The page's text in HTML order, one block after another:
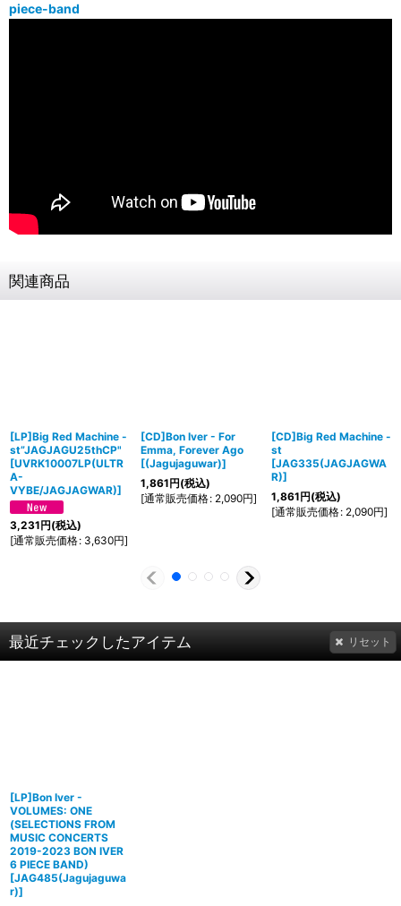
piece-band
関連商品
[LP]Big Red Machine -
st”JAGJAGU25thCP"
[UVRK10007LP(ULTR
A-
VYBE/JAGJAGWAR)]
3,231円(税込)
[通常販売価格: 3,630円]
[CD]Bon Iver - For
Emma, Forever Ago
[(Jagujaguwar)]
1,861円(税込)
[通常販売価格: 2,090円]
[CD]Big Red Machine -
st
[JAG335(JAGJAGWA
R)]
1,861円(税込)
[通常販売価格: 2,090円]
最近チェックしたアイテム リセット
[LP]Bon Iver -
VOLUMES: ONE
(SELECTIONS FROM
MUSIC CONCERTS
2019-2023 BON IVER
6 PIECE BAND)
[JAG485(Jagujaguwa
r)]